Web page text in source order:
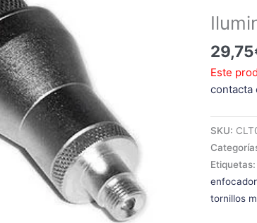
29,75
Este
contacta
SKU:
tornillos